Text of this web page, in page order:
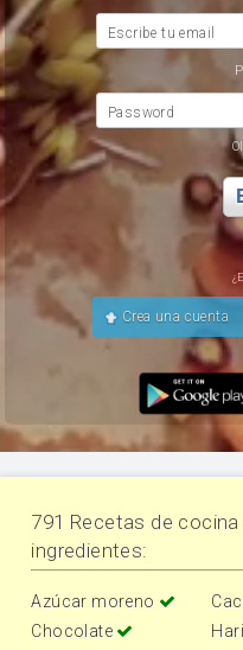
Escribe tu email
Password
Crea una cuenta
791 Recetas de
ingredientes:
Azúcar moreno
Chocolate